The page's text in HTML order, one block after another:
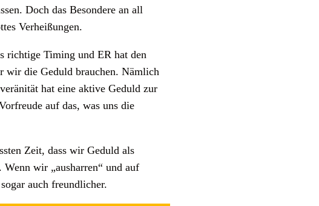
Doch das Besondere an all
Verheißungen.
richtige Timing und ER hat den
wir die Geduld brauchen. Nämlich
hat eine aktive Geduld zur
auf das, was uns die
Zeit, dass wir Geduld als
wir „ausharren“ und auf
auch freundlicher.